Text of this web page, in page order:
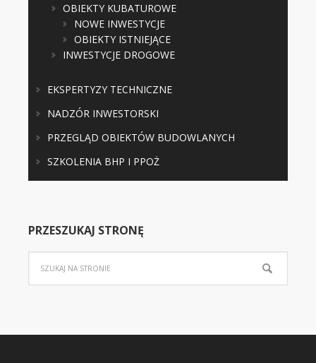
OBIEKTY KUBATUROWE
NOWE INWESTYCJE
OBIEKTY ISTNIEJĄCE
INWESTYCJE DROGOWE
EKSPERTYZY TECHNICZNE
NADZÓR INWESTORSKI
PRZEGLĄD OBIEKTÓW BUDOWLANYCH
SZKOLENIA BHP I PPOŻ
PRZESZUKAJ STRONĘ